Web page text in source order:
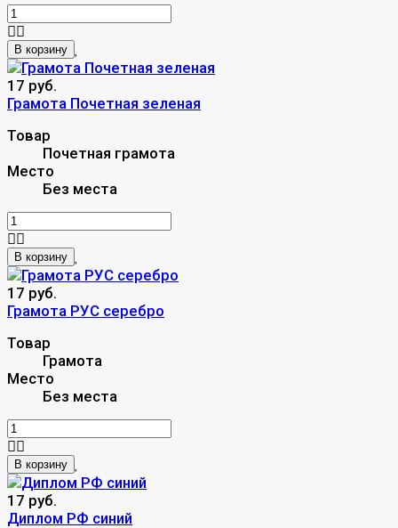
В корзину
17 руб.
Грамота Почетная зеленая
Товар
Почетная грамота
Место
Без места
В корзину
17 руб.
Грамота РУС серебро
Товар
Грамота
Место
Без места
В корзину
17 руб.
Диплом РФ синий